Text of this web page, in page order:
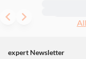
Item
expert Newsletter